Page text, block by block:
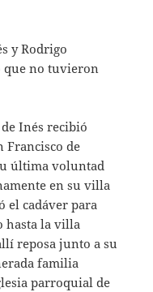
y Rodrigo
que no tuvieron
Inés recibió
Francisco de
última voluntad
en su villa
el cadáver para
hasta la villa
reposa junto a su
familia
parroquial de